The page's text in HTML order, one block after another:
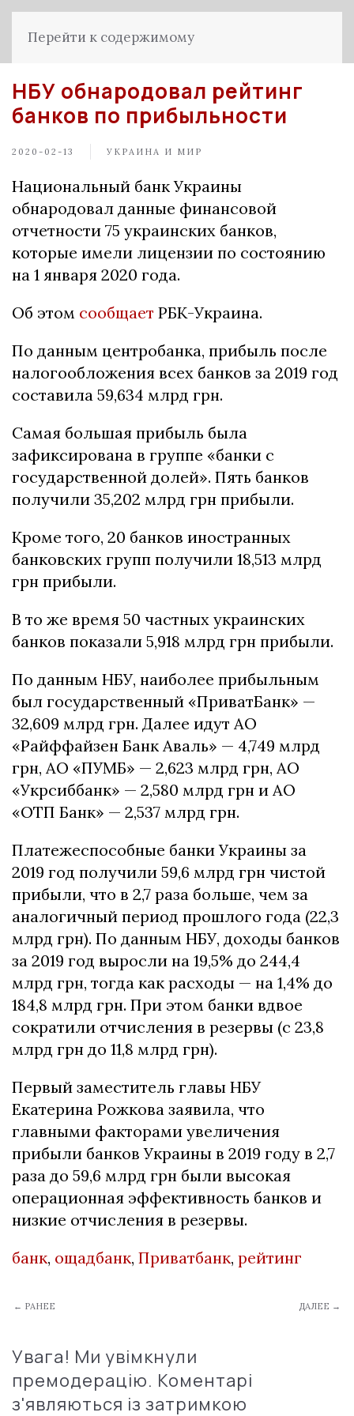
Перейти к содержимому
НБУ обнародовал рейтинг
банков по прибыльности
2020-02-13 УКРАИНА И МИР
Национальный банк Украины
обнародовал данные финансовой
отчетности 75 украинских банков,
которые имели лицензии по состоянию
на 1 января 2020 года.
Об этом сообщает РБК-Украина.
По данным центробанка, прибыль после
налогообложения всех банков за 2019 год
составила 59,634 млрд грн.
Самая большая прибыль была
зафиксирована в группе «банки с
государственной долей». Пять банков
получили 35,202 млрд грн прибыли.
Кроме того, 20 банков иностранных
банковских групп получили 18,513 млрд
грн прибыли.
В то же время 50 частных украинских
банков показали 5,918 млрд грн прибыли.
По данным НБУ, наиболее прибыльным
был государственный «ПриватБанк» —
32,609 млрд грн. Далее идут АО
«Райффайзен Банк Аваль» — 4,749 млрд
грн, АО «ПУМБ» — 2,623 млрд грн, АО
«Укрсиббанк» — 2,580 млрд грн и АО
«ОТП Банк» — 2,537 млрд грн.
Платежеспособные банки Украины за
2019 год получили 59,6 млрд грн чистой
прибыли, что в 2,7 раза больше, чем за
аналогичный период прошлого года (22,3
млрд грн). По данным НБУ, доходы банков
за 2019 год выросли на 19,5% до 244,4
млрд грн, тогда как расходы — на 1,4% до
184,8 млрд грн. При этом банки вдвое
сократили отчисления в резервы (с 23,8
млрд грн до 11,8 млрд грн).
Первый заместитель главы НБУ
Екатерина Рожкова заявила, что
главными факторами увеличения
прибыли банков Украины в 2019 году в 2,7
раза до 59,6 млрд грн были высокая
операционная эффективность банков и
низкие отчисления в резервы.
банк, ощадбанк, Приватбанк, рейтинг
← РАНЕЕ ДАЛЕЕ →
Увага! Ми увімкнули
премодерацію. Коментарі
з'являються із затримкою